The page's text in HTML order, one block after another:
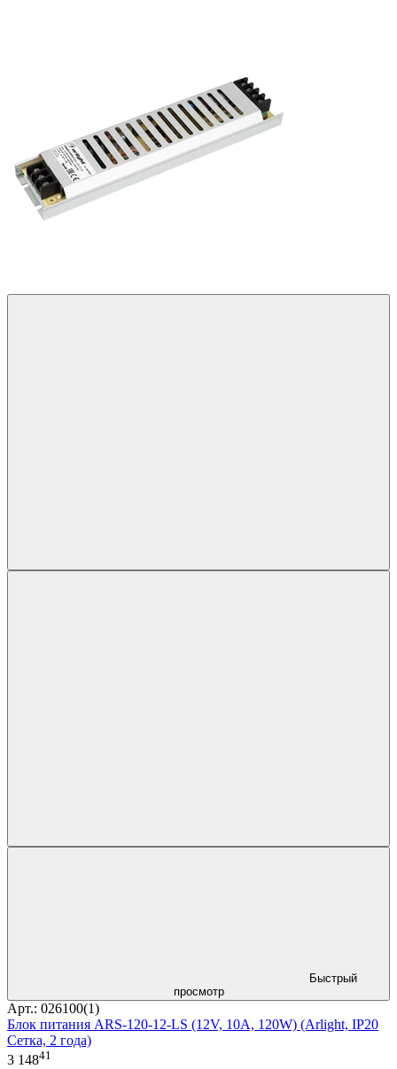
Быстрый
просмотр
Арт.: 026100(1)
Блок питания ARS-120-12-LS (12V, 10A, 120W) (Arlight, IP20
Сетка, 2 года)
3 14841